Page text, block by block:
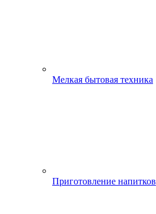
Мелкая бытовая техника
Приготовление напитков